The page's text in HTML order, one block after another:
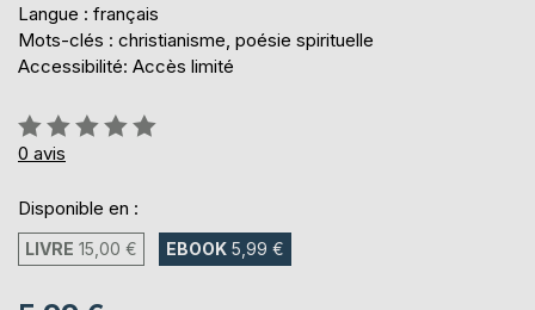
Langue : français
Mots-clés : christianisme, poésie spirituelle
Accessibilité: Accès limité
Évaluation:
0%
0 avis
Disponible en :
LIVRE 15,00 € EBOOK 5,99 €